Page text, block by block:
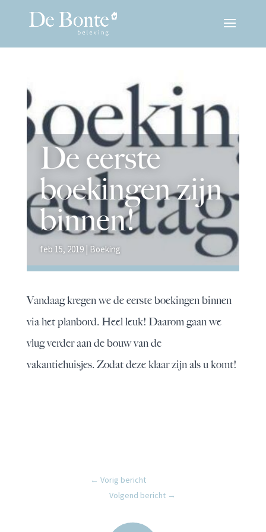
De eerste
boekingen zijn
binnen!
feb 15, 2019 | Boeking
Vandaag kregen we de eerste boekingen binnen
via het planbord. Heel leuk! Daarom gaan we
vlug verder aan de bouw van de
vakantiehuisjes. Zodat deze klaar zijn als u komt!
←Vorig bericht
Volgend bericht→